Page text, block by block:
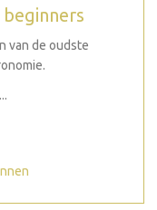
van de oudste